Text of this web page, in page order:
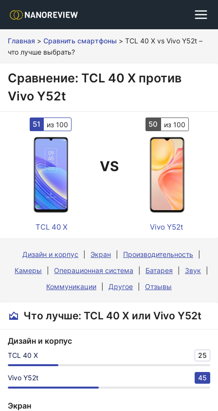
Главная > Сравнить смартфоны > TCL 40 X vs Vivo Y52t –
что лучше выбрать?
Сравнение: TCL 40 X против
Vivo Y52t
51 из 100
VS
50 из 100
TCL 40 X Vivo Y52t
Дизайн и корпус Экран
Производительность
Камеры
Операционная система Батарея
Звук
Коммуникации
Другое Отзывы
Что лучше: TCL 40 X или Vivo Y52t
Дизайн и корпус
TCL 40 X 25
Vivo Y52t 45
Экран